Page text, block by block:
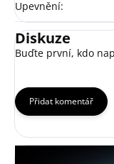
Upevnění:
Diskuze
Buďte první, kdo
Přidat komentář